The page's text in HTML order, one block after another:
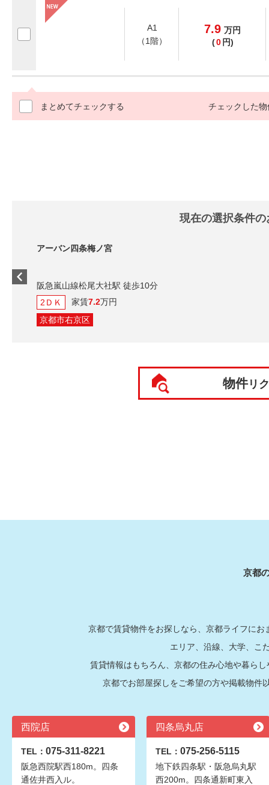
A1
（1階）
7.9 万円
(0 円)
まとめてチェックする チェックした物
現在の選択条件
物件リ
京都
京都で賃貸物件をお探しなら、京都ライフに
エリア、沿線、大学、こ
賃貸情報はもちろん、京都の住み心地や暮ら
京都でお部屋探しをご希望の方や掲載物件
西院店
TEL： 075-311-8221
阪急西院駅西180m。四条
通佐井西入ル。
四条烏丸店
TEL： 075-256-5115
地下鉄四条駅・阪急烏丸駅
西200m。四条通新町東入